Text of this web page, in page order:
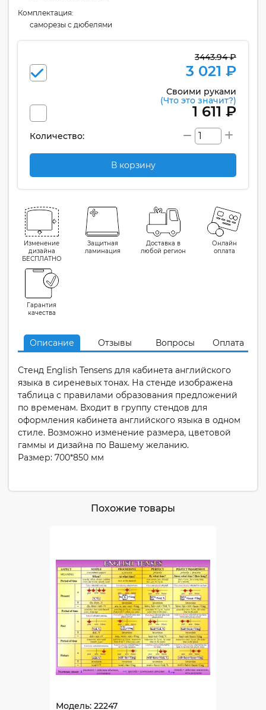
Комплектация:
cаморезы с дюбелями
3443.94 ₽
3 021 ₽
Своими руками
(Что это значит?)
1 611 ₽
Количество:
В корзину
Изменение
дизайна
БЕСПЛАТНО
Защитная
ламинация
Доставка в
любой регион
Онлайн
оплата
Гарантия
качества
Описание Отзывы Вопросы Оплата
Стенд English Tensens для кабинета английского
языка в сиреневых тонах. На стенде изображена
таблица с правилами образования предложений
по временам. Входит в группу стендов для
оформления кабинета английского языка в одном
стиле. Возможно изменение размера, цветовой
гаммы и дизайна по Вашему желанию.
Размер: 700*850 мм
Похожие товары
Модель: 22247